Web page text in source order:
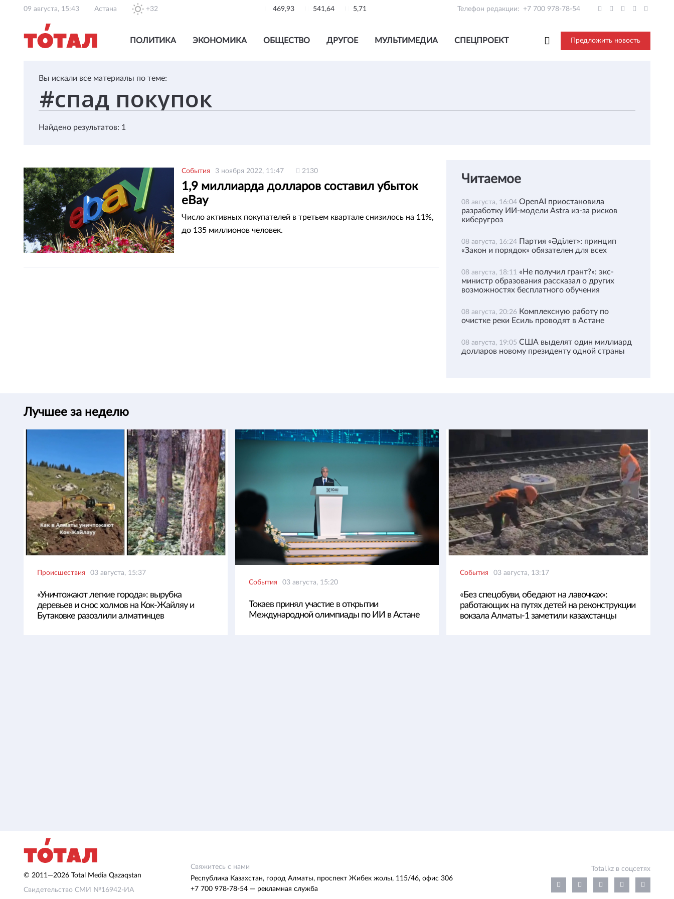
09 августа, 15:43 Астана +32 469,93 541,64 5,71 Телефон редакции: +7 700 978-78-54
ПОЛИТИКА ЭКОНОМИКА ОБЩЕСТВО ДРУГОЕ МУЛЬТИМЕДИА СПЕЦПРОЕКТ Предложить новость
Вы искали все материалы по теме:
Найдено результатов: 1
События 3 ноября 2022, 11:47 2130
1,9 миллиарда долларов составил убыток
eBay
Число активных покупателей в третьем квартале снизилось на 11%,
до 135 миллионов человек.
Читаемое
08 августа, 16:04 OpenAI приостановила
разработку ИИ-модели Astra из-за рисков
киберугроз
08 августа, 16:24 Партия «Әділет»: принцип
«Закон и порядок» обязателен для всех
08 августа, 18:11 «Не получил грант?»: экс-
министр образования рассказал о других
возможностях бесплатного обучения
08 августа, 20:26 Комплексную работу по
очистке реки Есиль проводят в Астане
08 августа, 19:05 США выделят один миллиард
долларов новому президенту одной страны
Лучшее за неделю
Происшествия 03 августа, 15:37
«Уничтожают легкие города»: вырубка
деревьев и снос холмов на Кок-Жайляу и
Бутаковке разозлили алматинцев
События 03 августа, 15:20
Токаев принял участие в открытии
Международной олимпиады по ИИ в Астане
События 03 августа, 13:17
«Без спецобуви, обедают на лавочках»:
работающих на путях детей на реконструкции
вокзала Алматы-1 заметили казахстанцы
© 2011—2026 Total Media Qazaqstan
Свидетельство СМИ №16942-ИА
Свяжитесь с нами
Республика Казахстан, город Алматы, проспект Жибек жолы, 115/46, офис 306
+7 700 978-78-54 — рекламная служба
Total.kz в соцсетях